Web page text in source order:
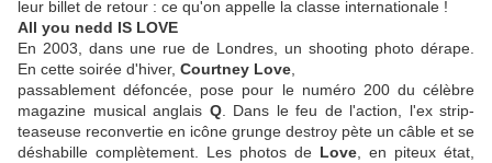
leur billet de retour : ce qu'on appelle la classe internationale !
All you nedd IS LOVE
En 2003, dans une rue de Londres, un shooting photo dérape.
En cette soirée d'hiver, Courtney Love
passablement défoncée, pose pour le numéro 200 du célèbre
magazine musical anglais Q. Dans le feu de l'action, l'ex strip-
teaseuse reconvertie en icône grunge destroy pète un câble et se
déshabille complètement. Les photos de Love , en piteux état,